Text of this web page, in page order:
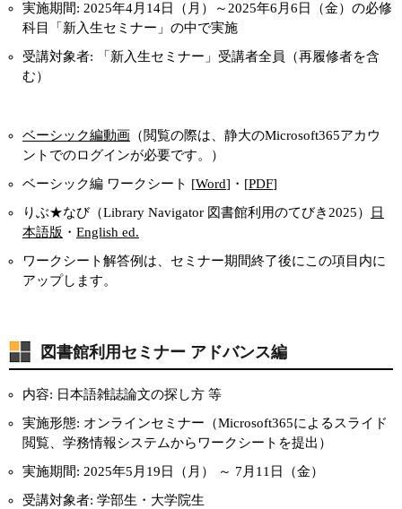
実施期間: 2025年4月14日（月）～2025年6月6日（金）の必修
科目「新入生セミナー」の中で実施
受講対象者: 「新入生セミナー」受講者全員（再履修者を含
む）
ベーシック編動画 （閲覧の際は、静大のMicrosoft365アカウ
ントでのログインが必要です。）
ベーシック編 ワークシート [Word]・[PDF]
りぶ★なび（Library Navigator 図書館利用のてびき2025）
日
本語版 ・ English ed.
ワークシート解答例は、セミナー期間終了後にこの項目内に
アップします。
図書館利用セミナー アドバンス編
内容: 日本語雑誌論文の探し方 等
実施形態: オンラインセミナー（Microsoft365によるスライド
閲覧、学務情報システムからワークシートを提出）
実施期間: 2025年5月19日（月） ～ 7月11日（金）
受講対象者: 学部生・大学院生